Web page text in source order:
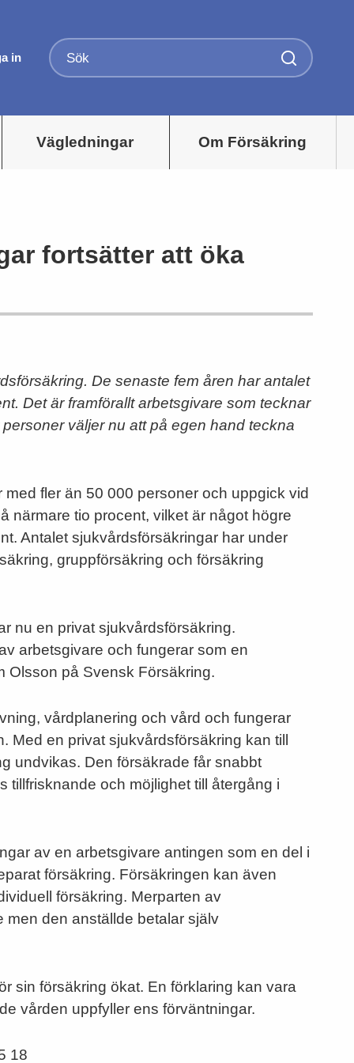
in
Vägledningar Om Försäkring
fortsätter att öka
De senaste fem åren harantalet
Det är framförallt arbetsgivare som tecknar
väljer nu att på egen hand teckna
fler än 50 000 personer och uppgick vid
närmare tio procent, vilket är något högre
Antalet sjukvårdsförsäkringar har under
gruppförsäkring och försäkring
nu en privat sjukvårdsförsäkring.
arbetsgivare och fungerar som en
Olsson på Svensk Försäkring.
vårdplanering och vård och fungerar
Med en privat sjukvårdsförsäkring kan till
undvikas. Den försäkrade får snabbt
tillfrisknande och möjlighet till återgång i
av en arbetsgivare antingen som en del i
försäkring. Försäkringen kan även
försäkring. Merparten av
den anställde betalar själv
sin försäkring ökat. En förklaring kan vara
vården uppfyller ens förväntningar.
18